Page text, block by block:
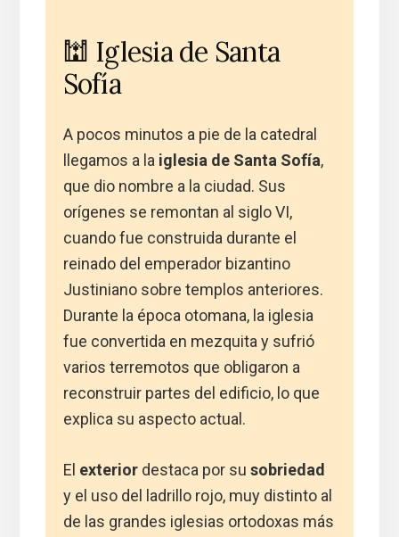
🕍 Iglesia de Santa
Sofía
A pocos minutos a pie de la catedral
llegamos a la iglesia de Santa Sofía,
que dio nombre a la ciudad. Sus
orígenes se remontan al siglo VI,
cuando fue construida durante el
reinado del emperador bizantino
Justiniano sobre templos anteriores.
Durante la época otomana, la iglesia
fue convertida en mezquita y sufrió
varios terremotos que obligaron a
reconstruir partes del edificio, lo que
explica su aspecto actual.
El exteriordestaca por su sobriedad
y el uso del ladrillo rojo, muy distinto al
de las grandes iglesias ortodoxas más